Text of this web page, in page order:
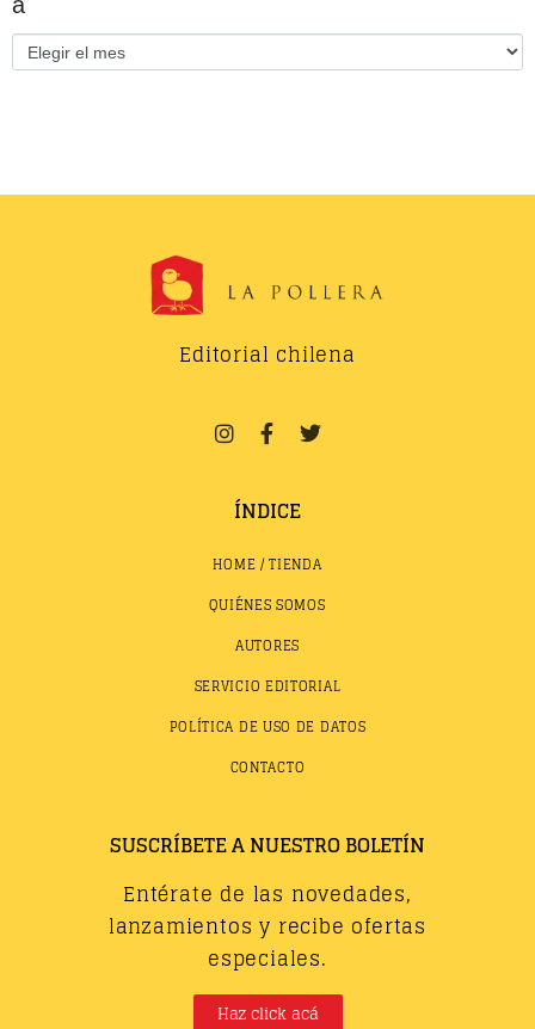
Editorial chilena
ÍNDICE
HOME / TIENDA
QUIÉNES SOMOS
AUTORES
SERVICIO EDITORIAL
POLÍTICA DE USO DE DATOS
CONTACTO
SUSCRÍBETE A NUESTRO BOLETÍN
Entérate de las novedades,
lanzamientos y recibe ofertas
especiales.
Haz click acá